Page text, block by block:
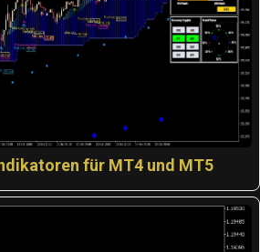
für MT4 und MT5